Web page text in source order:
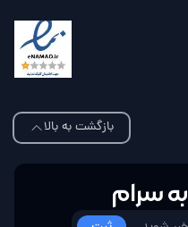
بازگشت به بالا
به سرام